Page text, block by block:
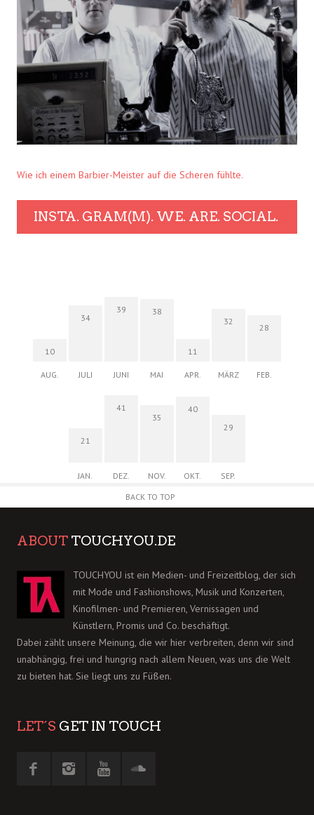
Wie ich einem Barbier-Meister auf die Scheren fühlte.
INSTA. GRAM(M). WE. ARE. SOCIAL.
10
AUG.
34
JULI
39
JUNI
38
MAI
11
APR.
32
MÄRZ
28
FEB.
21
JAN.
41
DEZ.
35
NOV.
40
OKT.
29
SEP.
BACK TO TOP
ABOUT TOUCHYOU.DE
TOUCHYOU ist ein Medien- und Freizeitblog, der sich
mit Mode und Fashionshows, Musik und Konzerten,
Kinofilmen- und Premieren, Vernissagen und
Künstlern, Promis und Co. beschäftigt.
Dabei zählt unsere Meinung, die wir hier verbreiten, denn wir sind
unabhängig, frei und hungrig nach allem Neuen, was uns die Welt
zu bieten hat. Sie liegt uns zu Füßen.
LET´S GET IN TOUCH